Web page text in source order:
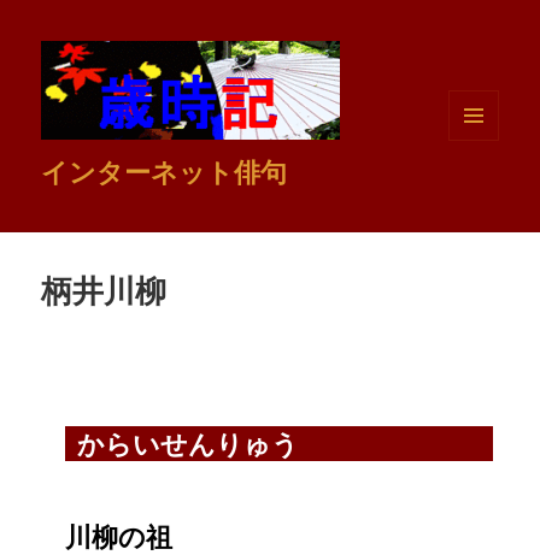
インターネット俳句
柄井川柳
からいせんりゅう
川柳の祖